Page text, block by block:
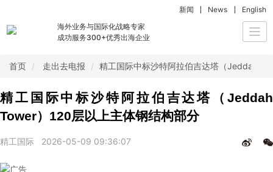
海外业务与国际化战略专家
成功服务300+优秀出海企业
新闻 News English
首页 走出去电报 精工国际中标沙特阿拉伯吉达塔（Jeddah
精工国际中标沙特阿拉伯吉达塔（Jeddah
Tower）120层以上主体钢结构部分
精工国际 2026-05-09 09:36:07